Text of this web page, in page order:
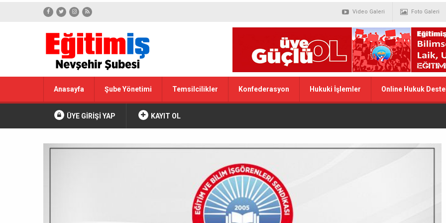
Video Galeri Foto Galeri
Anasayfa Şube Yönetimi Temsilcilikler Konfederasyon Hukuki İşlemler Online Hukuk
ÜYE GİRİŞİ YAP KAYIT OL